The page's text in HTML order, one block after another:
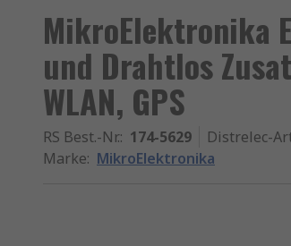
MikroElektronika
und Drahtlos
WLAN, GPS
RS Best.-Nr.: 174-5629 Distrelec-
Marke: MikroElektronika